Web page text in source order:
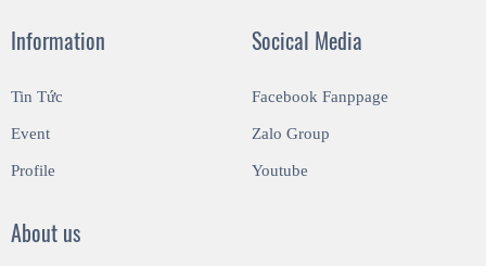
Information
Tin Tức
Event
Profile
Socical Media
Facebook Fanppage
Zalo Group
Youtube
About us